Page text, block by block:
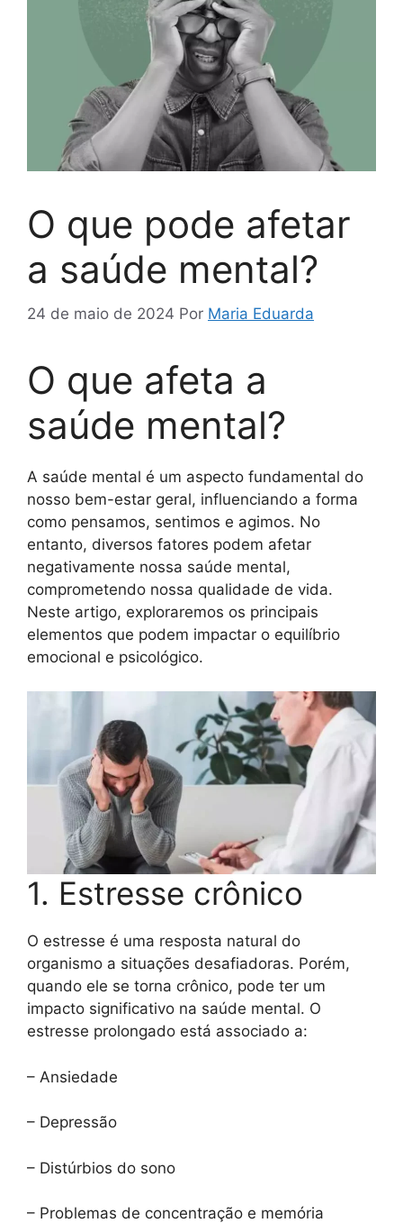
O que pode afetar
a saúde mental?
24 de maio de 2024 Por Maria Eduarda
O que afeta a
saúde mental?
A saúde mental é um aspecto fundamental do
nosso bem-estar geral, influenciando a forma
como pensamos, sentimos e agimos. No
entanto, diversos fatores podem afetar
negativamente nossa saúde mental,
comprometendo nossa qualidade de vida.
Neste artigo, exploraremos os principais
elementos que podem impactar o equilíbrio
emocional e psicológico.
1. Estresse crônico
O estresse é uma resposta natural do
organismo a situações desafiadoras. Porém,
quando ele se torna crônico, pode ter um
impacto significativo na saúde mental. O
estresse prolongado está associado a:
– Ansiedade
– Depressão
– Distúrbios do sono
– Problemas de concentração e memória